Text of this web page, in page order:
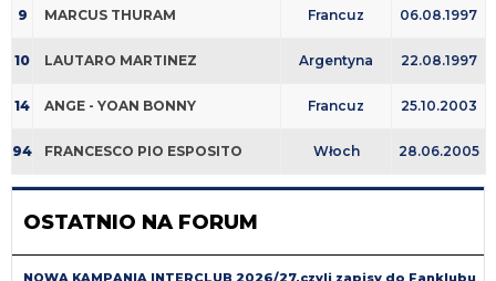
9 MARCUS THURAM Francuz 06.08.1997
10 LAUTARO MARTINEZ Argentyna 22.08.1997
14 ANGE - YOAN BONNY Francuz 25.10.2003
94 FRANCESCO PIO ESPOSITO Włoch 28.06.2005
OSTATNIO NA FORUM
NOWA KAMPANIA INTERCLUB 2026/27,czyli zapisy do Fanklubu